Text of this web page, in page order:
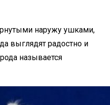
наружу ушками,
выглядят радостно и
называется